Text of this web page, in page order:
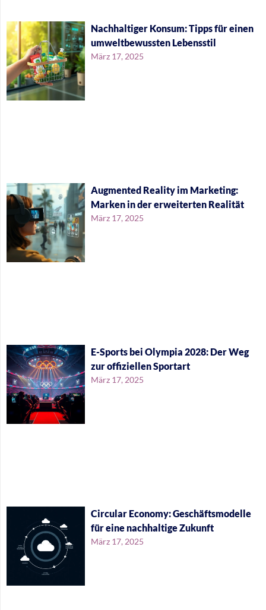
Nachhaltiger Konsum: Tipps für einen
umweltbewussten Lebensstil
März 17, 2025
Augmented Reality im Marketing:
Marken in der erweiterten Realität
März 17, 2025
E-Sports bei Olympia 2028: Der Weg
zur offiziellen Sportart
März 17, 2025
Circular Economy: Geschäftsmodelle
für eine nachhaltige Zukunft
März 17, 2025